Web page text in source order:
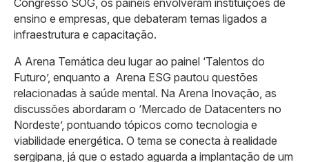
Congresso SOG, os paineis envolveram instituições de
ensino e empresas, que debateram temas ligados a
infraestrutura e capacitação.
A Arena Temática deu lugar ao painel ‘Talentos do
Futuro’, enquanto a Arena ESG pautou questões
relacionadas à saúde mental. Na Arena Inovação, as
discussões abordaram o ‘Mercado de Datacenters no
Nordeste’, pontuando tópicos como tecnologia e
viabilidade energética. O tema se conecta à realidade
sergipana, já que o estado aguarda a implantação de um